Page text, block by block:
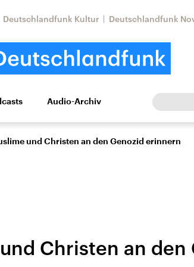
Deutschlandfunk Kultur Deutschlandfunk
Kultur Europa
Nahostkonflikt
Iran
Audio-Archiv
und Christen an den Genozid erinnern
Christen an den